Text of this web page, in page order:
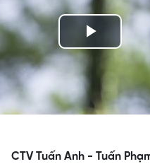
Play
Video
CTV Tuấn Anh - Tuấn